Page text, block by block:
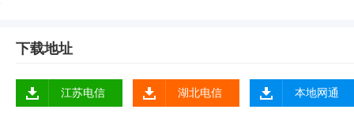
2、优化了软件功能
4、植物地图，列举出附近分布广泛的花草树木排行榜，并且
下载地址
江苏电信 湖北电信 本地网通